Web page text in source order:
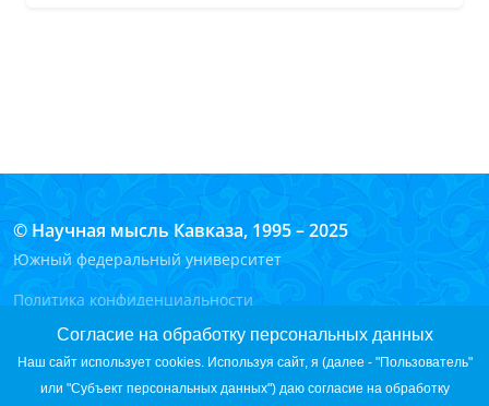
Согласие на обработку персональных данных
Наш сайт использует cookies. Используя сайт, я (далее - "Пользователь"
или "Субъект персональных данных") даю согласие на обработку
© Научная мысль Кавказа, 1995 – 2025
Южный федеральный университет
Политика конфиденциальности
Согласие на обработку персональных данных на сайте
Согласие на обработку персональных данных с помощью
сервиса «Яндекс.Метрика»